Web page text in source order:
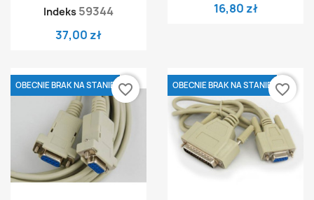
Indeks 59344
37,00 zł
16,80 zł
OBECNIE BRAK NA STANIE favorite_border OBECNIE BRAK NA STANIE favorite_border